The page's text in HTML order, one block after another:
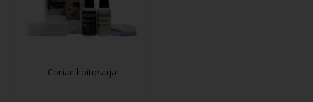
Corian hoitosarja